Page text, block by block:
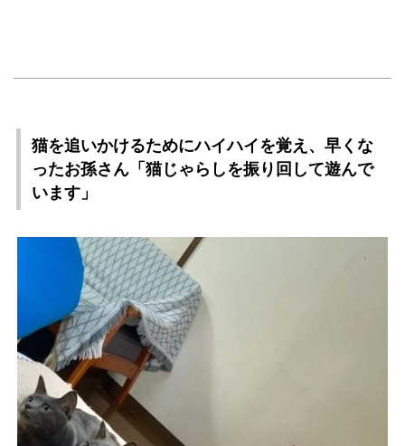
猫を追いかけるためにハイハイを覚え、早くな
ったお孫さん「猫じゃらしを振り回して遊んで
います」